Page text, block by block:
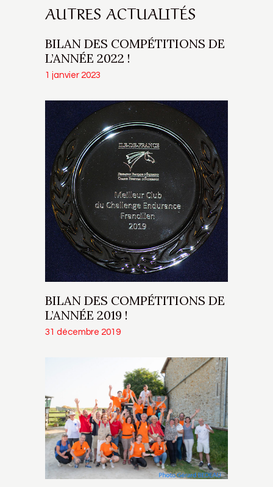
AUTRES ACTUALITÉS
BILAN DES COMPÉTITIONS DE
L’ANNÉE 2022 !
1 janvier 2023
BILAN DES COMPÉTITIONS DE
L’ANNÉE 2019 !
31 décembre 2019